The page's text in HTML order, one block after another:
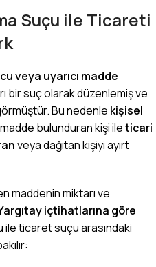
Suçu ile Ticareti
veya uyarıcı madde
bir suç olarak düzenlemiş ve
Bu nedenle kişisel
bulunduran kişi ileticari
veya dağıtan kişiyi ayırt
maddenin miktarı ve
içtihatlarına göre
ile ticaret suçu arasındaki